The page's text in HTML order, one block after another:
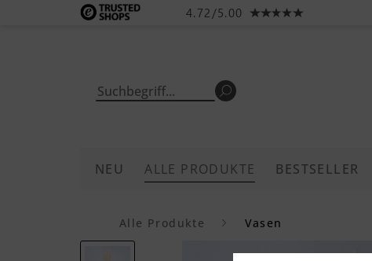
4.72/5.00
NEU ALLE PRODUKTE BESTSELLER
Alle Produkte Vasen